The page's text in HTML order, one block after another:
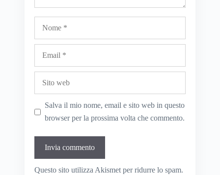
Salva il mio nome, email e sito web in questo
browser per la prossima volta che commento.
Questo sito utilizza Akismet per ridurre lo spam.